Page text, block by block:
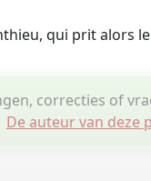
qui prit alors
correcties of
De auteur van deze